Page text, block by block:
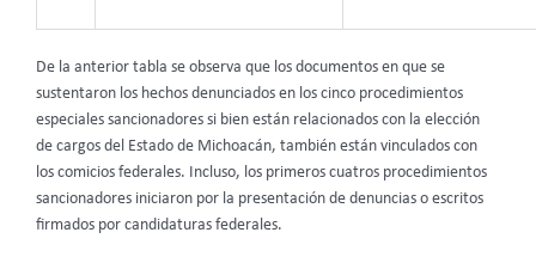
De la anterior tabla se observa que los documentos en que se
sustentaron los hechos denunciados en los cinco procedimientos
especiales sancionadores si bien están relacionados con la elección
de cargos del Estado de Michoacán, también están vinculados con
los comicios federales. Incluso, los primeros cuatros procedimientos
sancionadores iniciaron por la presentación de denuncias o escritos
firmados por candidaturas federales.